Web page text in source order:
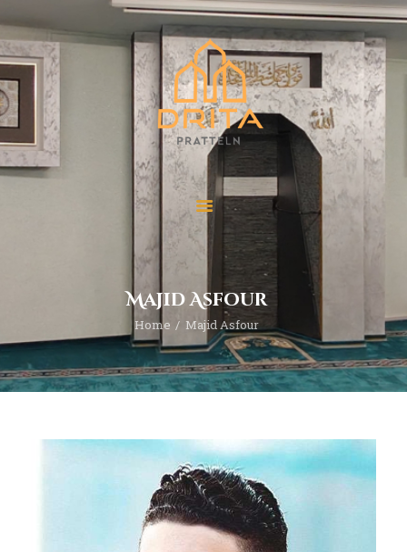
Majid Asfour
Home Majid Asfour
Start
Über “Drita”
Veranstaltungen